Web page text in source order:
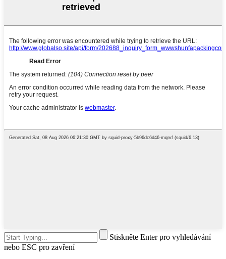
Stiskněte Enter pro vyhledávání
nebo ESC pro zavření